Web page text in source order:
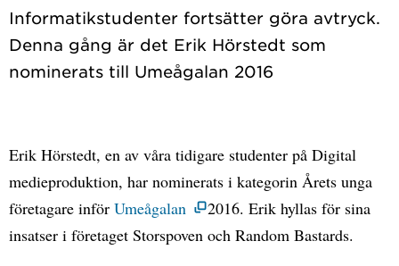
Informatikstudenter fortsätter göra avtryck.
Denna gång är det Erik Hörstedt som
Erik Hörstedt, en av våra tidigare studenter på Digital
medieproduktion, har nominerats i kategorin Årets unga
företagare inför Umeågalan
2016. Erik hyllas för sina
insatser i företaget Storspoven och Random Bastards.